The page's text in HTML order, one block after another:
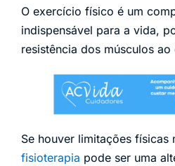
O exercício físico é um
indispensável para a vida,
resistência dos músculos
Se houver limitações físicas
fisioterapia pode ser uma